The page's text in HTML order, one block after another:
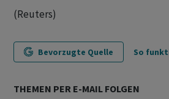
(Reuters)
Bevorzugte Quelle So
THEMEN PER E-MAIL FOLGEN